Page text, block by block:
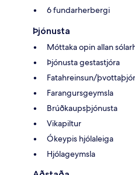
6 fundarherbergi
Þjónusta
Móttaka opin allan
Þjónusta gestastjóra
Fatahreinsun/
Farangursgeymsla
Brúðkaupsþjónusta
Vikapiltur
Ókeypis hjólaleiga
Hjólageymsla